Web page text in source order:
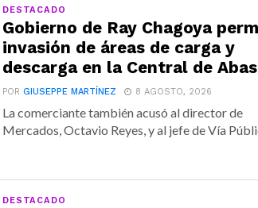
DESTACADO
Gobierno de Ray Chagoya
invasión de áreas de carga y
descarga en la Central de
PORGIUSEPPE MARTÍNEZ 8 AGOSTO, 2026
La comerciante también acusó al director de
Mercados, Octavio Reyes, y al jefe de Vía
DESTACADO